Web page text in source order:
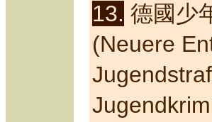
13. 德國少
(Neuere